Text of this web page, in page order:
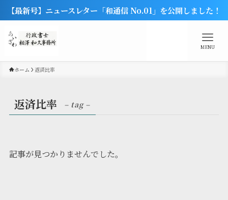
【最新号】ニュースレター「和通信 No.01」を公開しました！
MENU
ホーム 返済比率
返済比率 – tag –
記事が見つかりませんでした。